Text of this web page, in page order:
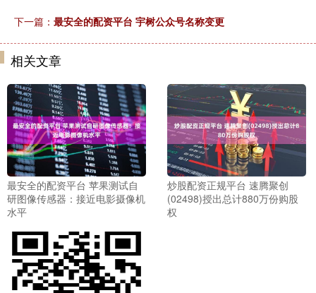
下一篇： 最安全的配资平台 宇树公众号名称变更
相关文章
最安全的配资平台 苹果测试自
研图像传感器：接近电影摄像机
水平
炒股配资正规平台 速腾聚创
(02498)授出总计880万份购股
权